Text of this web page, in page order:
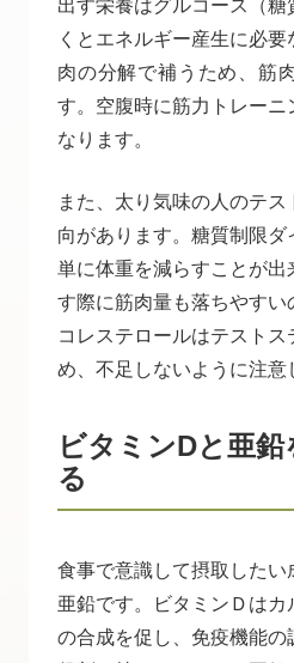
出す栄養はグルコース（
くとエネルギー産生に必
肉の分解で補うため、筋
す。空腹時に筋力トレーニ
なります。
また、太り気味の人のテ
向があります。糖質制限
単に体重を減らすことが出
す際に筋肉量も落ちやすい
コレステロールはテスト
め、不足しないように注意
ビタミンDと亜
る
食事で意識して摂取したい
亜鉛です。ビタミンＤは
の合成を促し、免疫機能の